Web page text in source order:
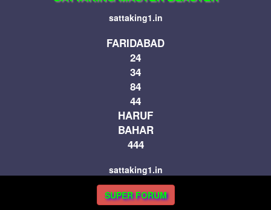
sattaking1.in
FARIDABAD
24
34
84
44
HARUF
BAHAR
444
sattaking1.in
SUPER FORUM